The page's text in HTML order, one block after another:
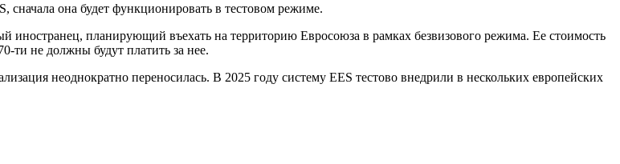
сначала она будет функционировать в тестовом режиме.
иностранец, планирующий въехать на территорию Евросоюза в рамках безвизового режима. Ее стоимость
ти не должны будут платить за нее.
неоднократно переносилась. В 2025 году систему EES тестово внедрили в нескольких европейских